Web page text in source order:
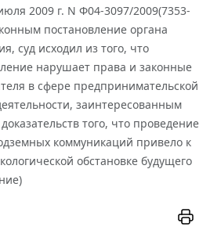
2009 г. N Ф04-3097/2009(7353-
постановление органа
суд исходил из того, что
нарушает права и законные
в сфере предпринимательской
заинтересованным
того, что проведение
коммуникаций привело к
обстановке будущего